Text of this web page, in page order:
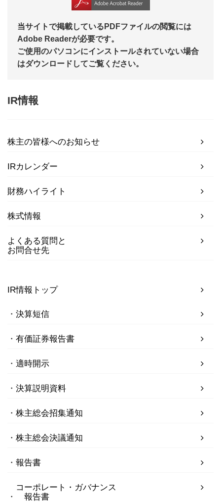
IR情報
株主の皆様へのお知らせ
IRカレンダー
財務ハイライト
株式情報
よくある質問と
お問合せ先
IR情報トップ
決算短信
有価証券報告書
適時開示
決算説明資料
株主総会招集通知
株主総会決議通知
報告書
コーポレート・ガバナンス
報告書
当サイトで掲載しているPDFファイルの閲覧には
Adobe Readerが必要です。
ご使用のパソコンにインストールされていない場合
はダウンロードしてご覧ください。